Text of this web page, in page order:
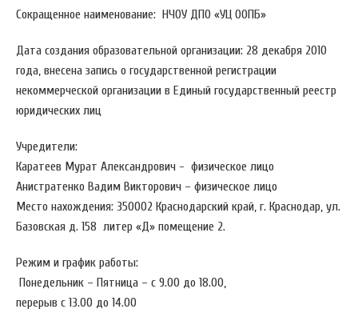
Сокращенное наименование: НЧОУ ДПО «УЦ ООПБ»
Дата создания образовательной организации: 28 декабря 2010
года, внесена запись о государственной регистрации
некоммерческой организации в Единый государственный реестр
юридических лиц
Учредители:
Каратеев Мурат Александрович - физическое лицо
Анистратенко Вадим Викторович – физическое лицо
Место нахождения: 350002 Краснодарский край, г. Краснодар, ул.
Базовская д. 158 литер «Д» помещение 2.
Режим и график работы:
Понедельник – Пятница – с 9.00 до 18.00,
перерыв с 13.00 до 14.00